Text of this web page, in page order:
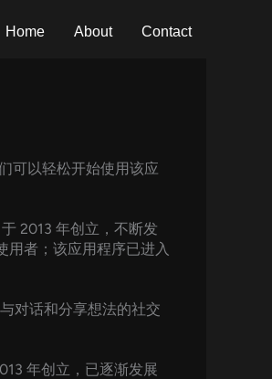
Home About Contact
可以轻松开始使用该应
2013 年创立，不断发
用者；该应用程序已进入
对话和分享想法的社交
年创立，已逐渐发展